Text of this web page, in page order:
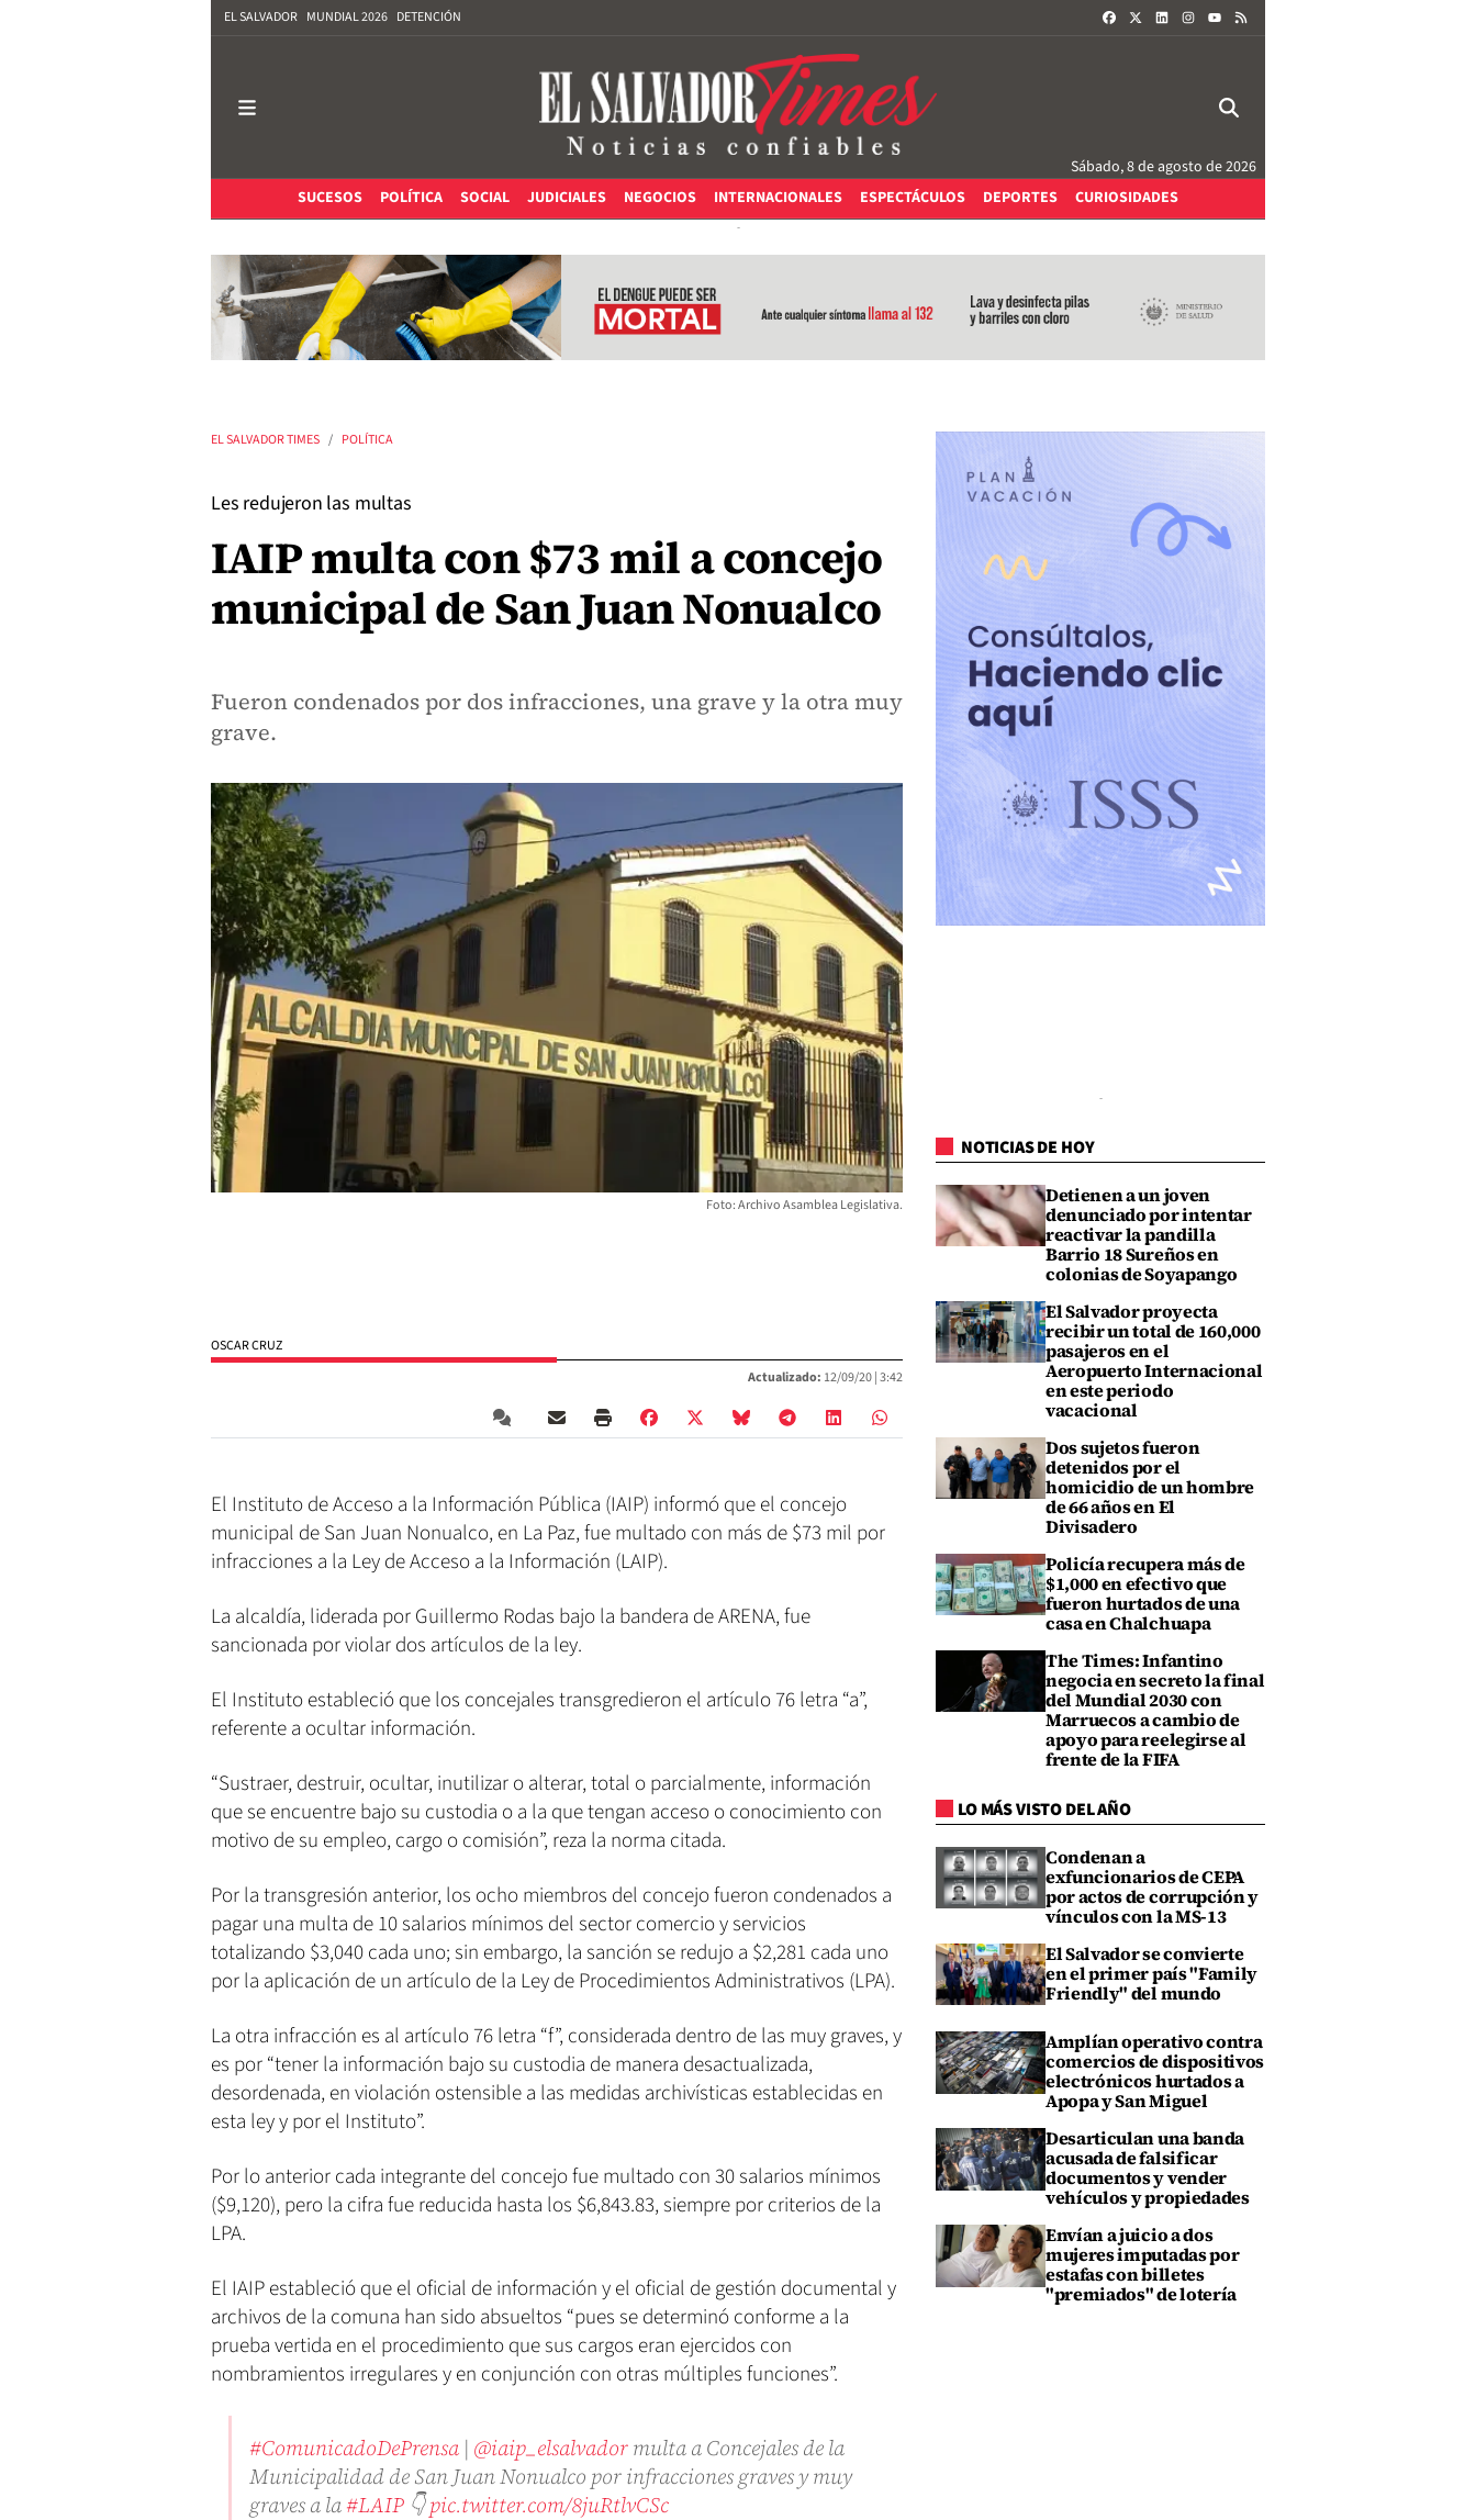
EL SALVADOR MUNDIAL 2026 DETENCIÓN FACEBOOKLINKEDININSTAGRAM
Sábado, 8 de agosto de 2026
SUCESOS
POLÍTICA SOCIAL JUDICIALES NEGOCIOS INTERNACIONALES ESPECTÁCULOS DEPORTES CURIOSIDADES
EL SALVADOR TIMES POLÍTICA
Les redujeron las multas
IAIP multa con $73 mil a concejo
municipal de San Juan Nonualco
Fueron condenados por dos infracciones, una grave y la otra muy
grave.
Foto: Archivo Asamblea Legislativa.
OSCAR CRUZ
Actualizado: 12/09/20 |3:42
El Instituto de Acceso a la Información Pública (IAIP) informó que el concejo
municipal de San Juan Nonualco, en La Paz, fue multado con más de $73 mil por
infracciones a la Ley de Acceso a la Información (LAIP).
La alcaldía, liderada por Guillermo Rodas bajo la bandera de ARENA, fue
sancionada por violar dos artículos de la ley.
El Instituto estableció que los concejales transgredieron el artículo 76 letra “a”,
referente a ocultar información.
“Sustraer, destruir, ocultar, inutilizar o alterar, total o parcialmente, información
que se encuentre bajo su custodia o a la que tengan acceso o conocimiento con
motivo de su empleo, cargo o comisión”, reza la norma citada.
Por la transgresión anterior, los ocho miembros del concejo fueron condenados a
pagar una multa de 10 salarios mínimos del sector comercio y servicios
totalizando $3,040 cada uno; sin embargo, la sanción se redujo a $2,281 cada uno
por la aplicación de un artículo de la Ley de Procedimientos Administrativos (LPA).
La otra infracción es al artículo 76 letra “f”, considerada dentro de las muy graves, y
es por “tener la información bajo su custodia de manera desactualizada,
desordenada, en violación ostensible a las medidas archivísticas establecidas en
esta ley y por el Instituto”.
Por lo anterior cada integrante del concejo fue multado con 30 salarios mínimos
($9,120), pero la cifra fue reducida hasta los $6,843.83, siempre por criterios de la
LPA.
El IAIP estableció que el oficial de información y el oficial de gestión documental y
archivos de la comuna han sido absueltos “pues se determinó conforme a la
prueba vertida en el procedimiento que sus cargos eran ejercidos con
nombramientos irregulares y en conjunción con otras múltiples funciones”.
#ComunicadoDePrensa | @iaip_elsalvadormulta a Concejales de la
Municipalidad de San Juan Nonualco por infracciones graves y muy
graves a la#LAIP 👇pic.twitter.com/8juRtlvCSc
NOTICIAS DE HOY
Detienen a un joven
denunciado por intentar
reactivar la pandilla
Barrio 18 Sureños en
colonias de Soyapango
El Salvador proyecta
recibir un total de 160,000
pasajeros en el
Aeropuerto Internacional
en este periodo
vacacional
Dos sujetos fueron
detenidos por el
homicidio de un hombre
de 66 años en El
Divisadero
Policía recupera más de
$1,000 en efectivo que
fueron hurtados de una
casa en Chalchuapa
The Times: Infantino
negocia en secreto la final
del Mundial 2030 con
Marruecos a cambio de
apoyo para reelegirse al
frente de la FIFA
LO MÁS VISTO DEL AÑO
Condenan a
exfuncionarios de CEPA
por actos de corrupción y
vínculos con la MS-13
El Salvador se convierte
en el primer país "Family
Friendly" del mundo
Amplían operativo contra
comercios de dispositivos
electrónicos hurtados a
Apopa y San Miguel
Desarticulan una banda
acusada de falsificar
documentos y vender
vehículos y propiedades
Envían a juicio a dos
mujeres imputadas por
estafas con billetes
"premiados" de lotería